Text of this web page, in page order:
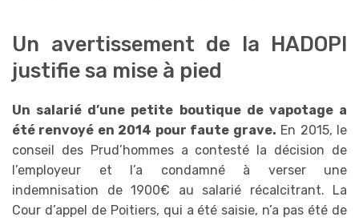
Un avertissement de la HADOPI
justifie sa mise à pied
Un salarié d’une petite boutique de vapotage a
été renvoyé en 2014 pour faute grave. En 2015, le
conseil des Prud’hommes a contesté la décision de
l’employeur et l’a condamné à verser une
indemnisation de 1900€ au salarié récalcitrant. La
Cour d’appel de Poitiers, qui a été saisie, n’a pas été de